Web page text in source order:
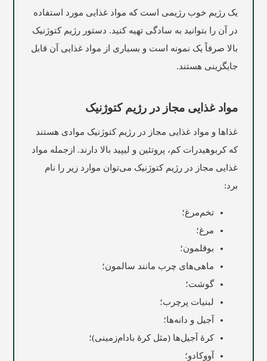
یک رژیم خوب رژیمی است که مواد غذایی مورد استفاده
در آن را بتوانید به سادگی تهیه کنید. دستور رژیم کتوژنیک
بالا صرفاً یک نمونه است و بسیاری از مواد غذایی آن قابل
جایگزینی هستند.
مواد غذایی مجاز در رژیم کتوژنیک
غذاها و مواد غذایی مجاز در رژیم کتوژنیک موادی هستند
که کربوهیدرات کم، پروتئین و لیپید بالا دارند. ازجمله مواد
غذایی مجاز در رژیم کتوژنیک می‌توان موارد زیر را نام
برد:
تخم‌مرغ؛
مرغ؛
بوقلمون؛
ماهی‌های چرب مانند سالمون؛
گوشت؛
لبنیات پرچرب؛
آجیل و دانه‌ها؛
کرۀ آجیل‌ها (مثل کرۀ بادام‌زمینی)؛
آووکادو؛